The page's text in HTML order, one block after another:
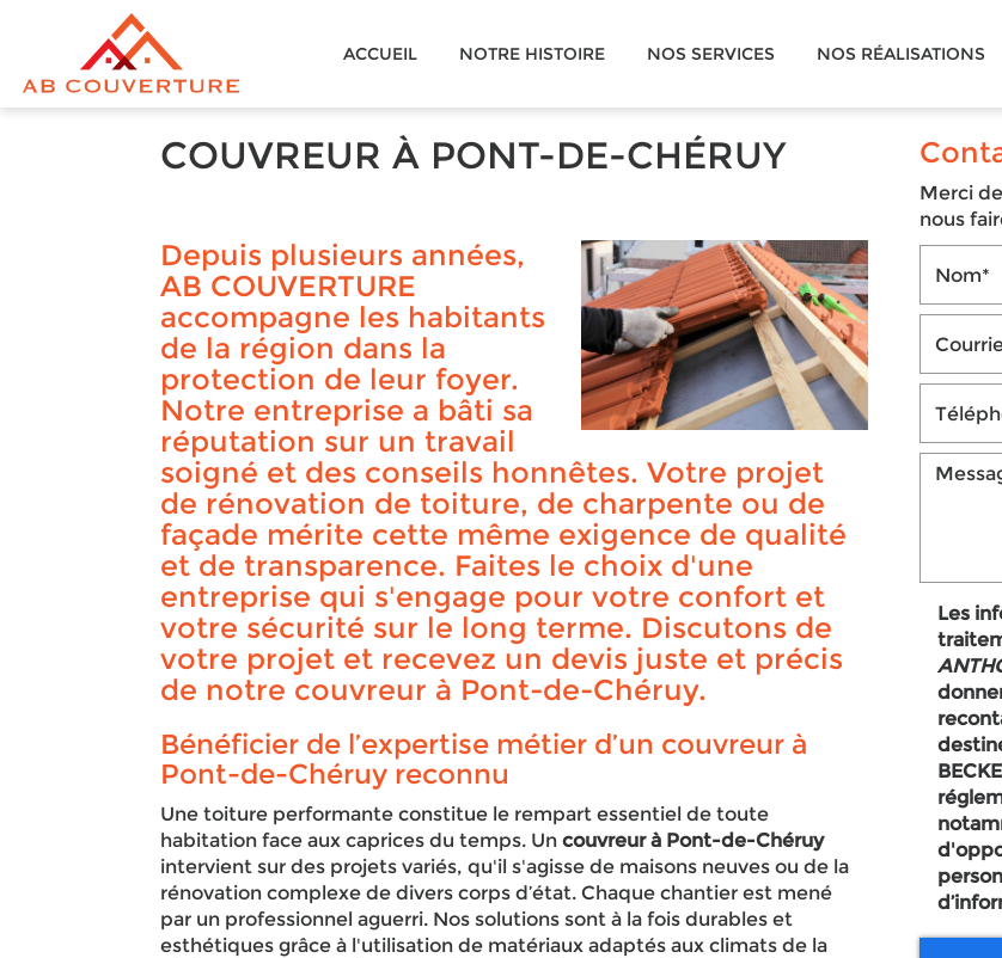
COUVERTUREACCUEIL NOTRE HISTOIRE NOS SERVICES NOS RÉALISATIONS
COUVREUR À PONT-DE-CHÉRUY
Depuis plusieurs années,
AB COUVERTURE
accompagne les habitants
de la région dans la
protection de leur foyer.
Notre entreprise a bâti sa
réputation sur un travail
soigné et des conseils honnêtes. Votre projet
de rénovation de toiture, de charpente ou de
façade mérite cette même exigence de qualité
et de transparence. Faites le choix d'une
entreprise qui s'engage pour votre confort et
votre sécurité sur le long terme. Discutons de
votre projet et recevez un devis juste et précis
de notre couvreur à Pont-de-Chéruy.
Bénéficier de l’expertise métier d’un couvreur à
Pont-de-Chéruy reconnu
Une toiture performante constitue le rempart essentiel de toute
habitation face aux caprices du temps. Uncouvreur à Pont-de-Chéruy
intervient sur des projets variés, qu'il s'agisse de maisons neuves ou de la
rénovation complexe de divers corps d’état. Chaque chantier est mené
par un professionnel aguerri. Nos solutions sont à la fois durables et
esthétiques grâce à l'utilisation de matériaux adaptés aux climats de la
Merci
nous
Les
BECKER ANTHONY.